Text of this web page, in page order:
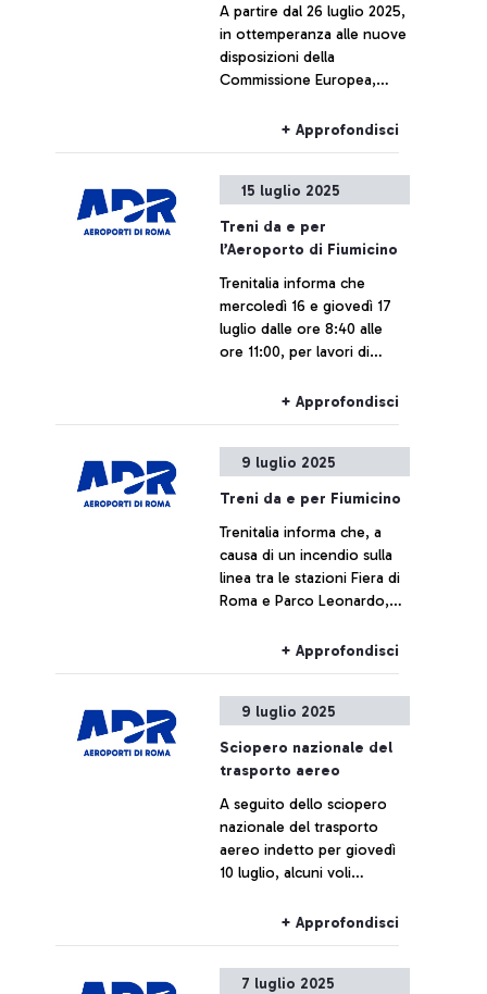
A partire dal 26 luglio 2025,
in ottemperanza alle nuove
disposizioni della
Commissione Europea,
generazione EDS C3 in uso
presso l’aeroporto di
Fiumicino per il controllo
dei bagagli a mano, sarà
consentito trasportare
LAGs (Liquidi, Aerosol e
Gel) in contenitori fino a 2L
per singolo contenitore,
mantenendoli all’interno del
bagaglio a mano durante le
operazioni di controllo.
+ Approfondisci
15 luglio 2025
Treni da e per
l’Aeroporto di Fiumicino
Trenitalia informa che
mercoledì 16 e giovedì 17
luglio dalle ore 8:40 alle
ore 11:00, per lavori di
programmata nella stazione
di Roma Ostiense, alcuni
treni da e per l’aeroporto di
Fiumicino potranno subire
variazioni e/o cancellazioni.
+ Approfondisci
9 luglio 2025
Treni da e per Fiumicino
Trenitalia informa che, a
causa di un incendio sulla
linea tra le stazioni Fiera di
Roma e Parco Leonardo,
l'aeroporto di Fiumicino
potrebbero subire ritardi o
cancellazioni.
+ Approfondisci
9 luglio 2025
Sciopero nazionale del
trasporto aereo
A seguito dello sciopero
nazionale del trasporto
aereo indetto per giovedì
10 luglio, alcuni voli
cancellazioni.+ Approfondisci
7 luglio 2025